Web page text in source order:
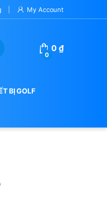
My Account
0
0₫
BỊ GOLF